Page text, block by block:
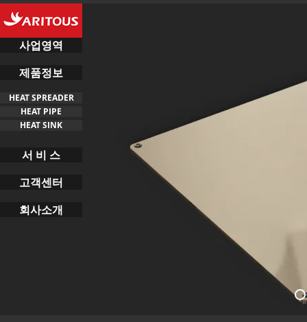
사업영역
제품정보
서 비 스
고객센터
회사소개
HEAT PIPE
HEAT SPREADER
HEAT SINK